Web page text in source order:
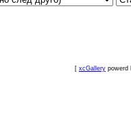
[ xcGallery